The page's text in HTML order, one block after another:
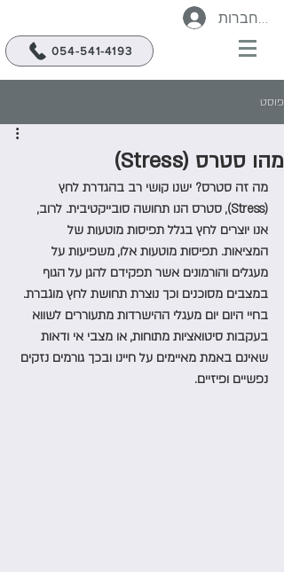
054-541-4193
להתחברות
פוסט
מהו סטרס (Stress)
מה זה סטרס? ישנו קושי רב בהגדרת לחץ
(Stress), סטרס הנו תחושה סובייקטיבית. לרוב,
אנו יוצרים לחץ בגלל תפיסות מוטעות של
המציאות. תפיסות מוטעות אלו, משפיעות על
מעגלים והורמונים אשר תפקידם להגן על הגוף
במצבים מסוכנים וכך נוצרת תחושת לחץ מוגברת.
בחיי היום יום מעגלי ההישרדות מתעוררים לשווא
בעקבות סיטואציות מתוחות, או מצבי אי ודאות
שאינם באמת מאיימים על חיינו ובכך גורמים נזקים
נפשיים ופיזיים.